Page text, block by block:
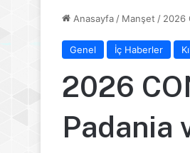
Anasayfa / Manşet / 2026
Genel İç Haberler
2026
Padania